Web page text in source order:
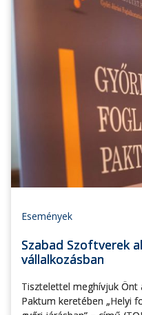
Események
Szabad Szoftverek
vállalkozásban
Tisztelettel meghívjuk Önt
Paktum keretében „Helyi